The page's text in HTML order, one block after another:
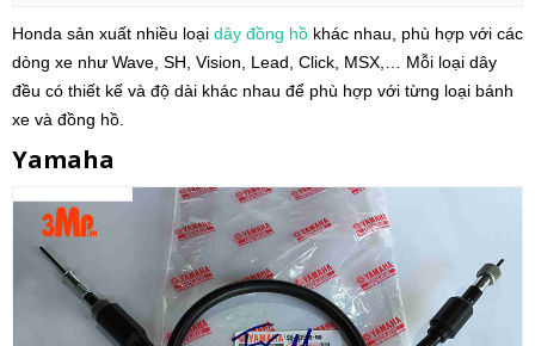
Honda sản xuất nhiều loại dây đồng hồ khác nhau, phù hợp với các
dòng xe như Wave, SH, Vision, Lead, Click, MSX,… Mỗi loại dây
đều có thiết kế và độ dài khác nhau để phù hợp với từng loại bánh
xe và đồng hồ.
Yamaha